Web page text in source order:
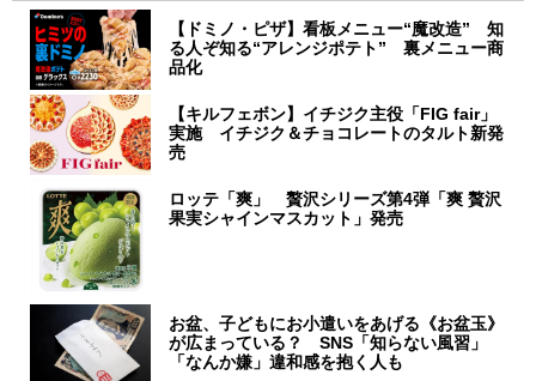
【ドミノ・ピザ】看板メニュー“魔改造” 知
る人ぞ知る“アレンジポテト” 裏メニュー商
品化
【キルフェボン】イチジク主役「FIG fair」
実施 イチジク＆チョコレートのタルト新発
売
ロッテ「爽」 贅沢シリーズ第4弾「爽 贅沢
果実シャインマスカット」発売
お盆、子どもにお小遣いをあげる《お盆玉》
が広まっている？ SNS「知らない風習」
「なんか嫌」違和感を抱く人も